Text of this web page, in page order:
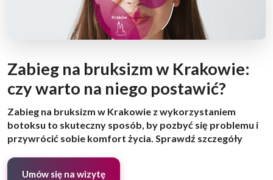
Zabieg na bruksizm w Krakowie:
czy warto na niego postawić?
Zabieg na bruksizm w Krakowie z wykorzystaniem
botoksu to skuteczny sposób, by pozbyć się problemu i
przywrócić sobie komfort życia. Sprawdź szczegóły
Umów się na wizytę